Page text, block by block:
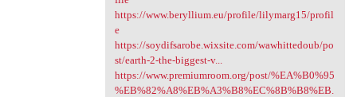
https://www.beryllium.eu/profile/lilymarg15/profil
e
https://soydifsarobe.wixsite.com/wawhittedoub/po
st/earth-2-the-biggest-v...
https://www.premiumroom.org/post/%EA%B0%95
%EB%82%A8%EB%A3%B8%EC%8B%B8%EB.